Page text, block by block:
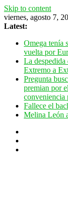
Skip to content
viernes, agosto 7,
Latest:
Omega tenía
vuelta por
La
Extremo a
Pregunta
premian por
conveniencia
Fallece el
Melina León